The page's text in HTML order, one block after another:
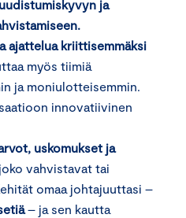
uudistumiskyvyn ja
ajattelua kriittisemmäksi
myös tiimiä
ja moniulotteisemmin.
innovatiivinen
uskomukset ja
joko vahvistavat tai
omaa johtajuuttasi –
– ja sen kautta